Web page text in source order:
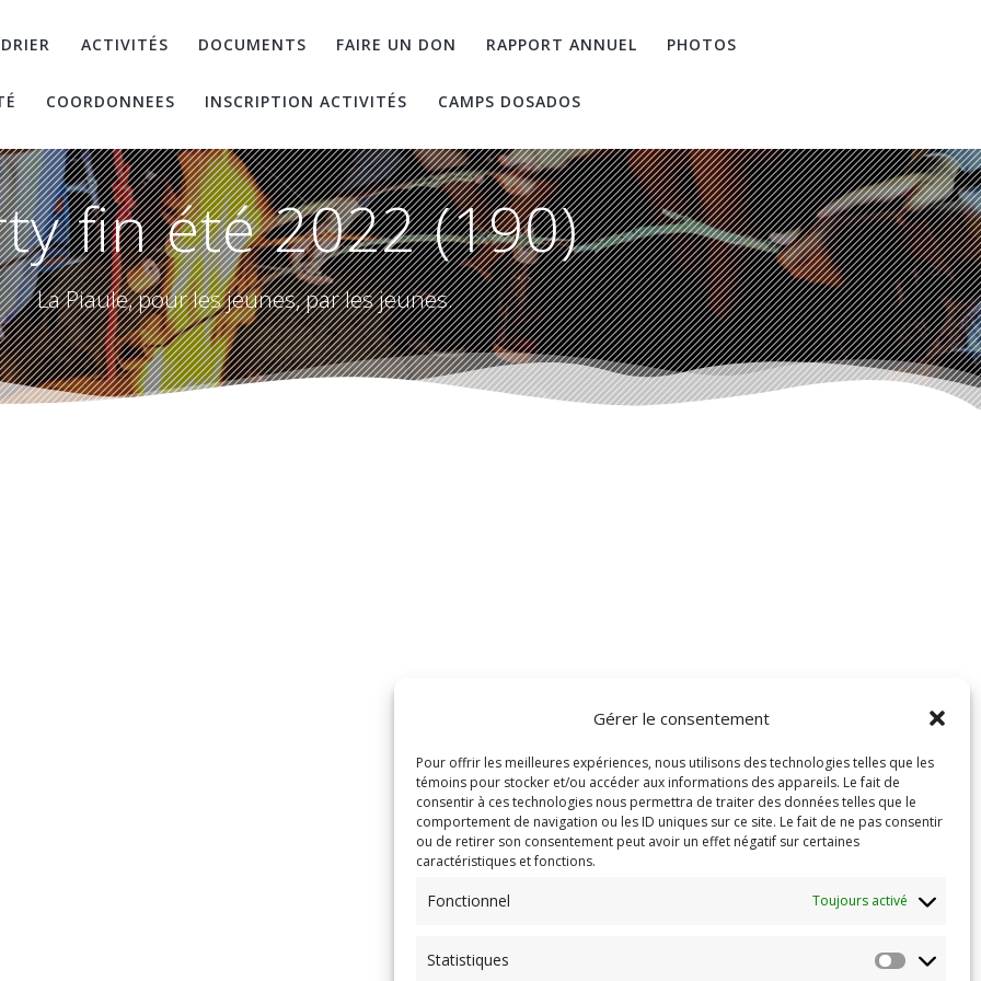
Gérer le consentement
Pour offrir les meilleures expériences, nous utilisons des technologies telles que les
témoins pour stocker et/ou accéder aux informations des appareils. Le fait de
consentir à ces technologies nous permettra de traiter des données telles que le
comportement de navigation ou les ID uniques sur ce site. Le fait de ne pas consentir
ou de retirer son consentement peut avoir un effet négatif sur certaines
caractéristiques et fonctions.
Fonctionnel Toujours activé
Statistiques
ACTIVITÉS DOCUMENTS FAIRE UN DON RAPPORT ANNUEL PHOTOS
COORDONNEES INSCRIPTION ACTIVITÉS CAMPS DOSADOS
fin été 2022 (190)
La Piaule, pour les jeunes, par les jeunes.